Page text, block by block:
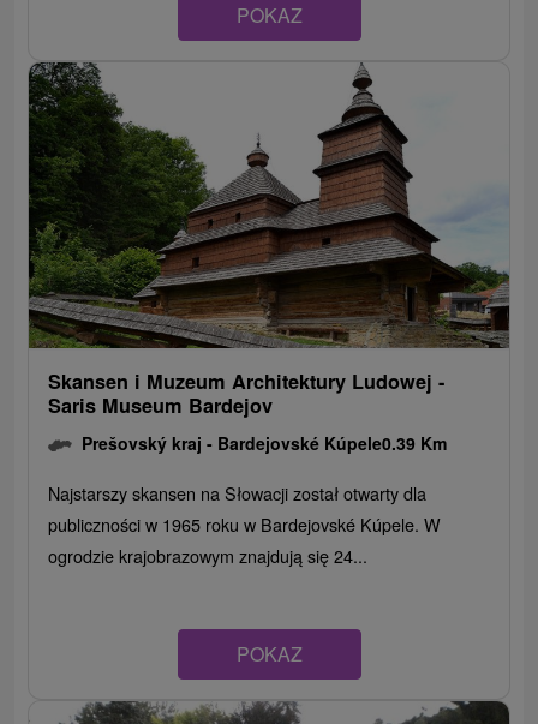
POKAZ
Skansen i Muzeum Architektury Ludowej -
Saris Museum Bardejov
Prešovský kraj - Bardejovské Kúpele0.39 Km
Najstarszy skansen na Słowacji został otwarty dla
publiczności w 1965 roku w Bardejovské Kúpele. W
ogrodzie krajobrazowym znajdują się 24...
POKAZ